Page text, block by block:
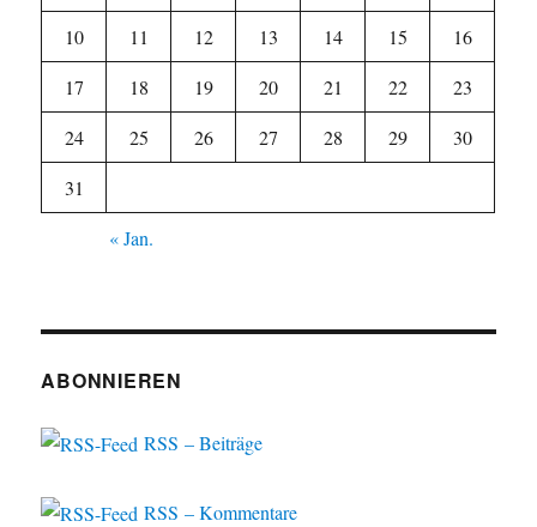
10
11 12 13 14 15
16
17
18 19 20 21 22
23
24
25 26 27 28 29
30
31
« Jan.
ABONNIEREN
RSS – Beiträge
RSS – Kommentare